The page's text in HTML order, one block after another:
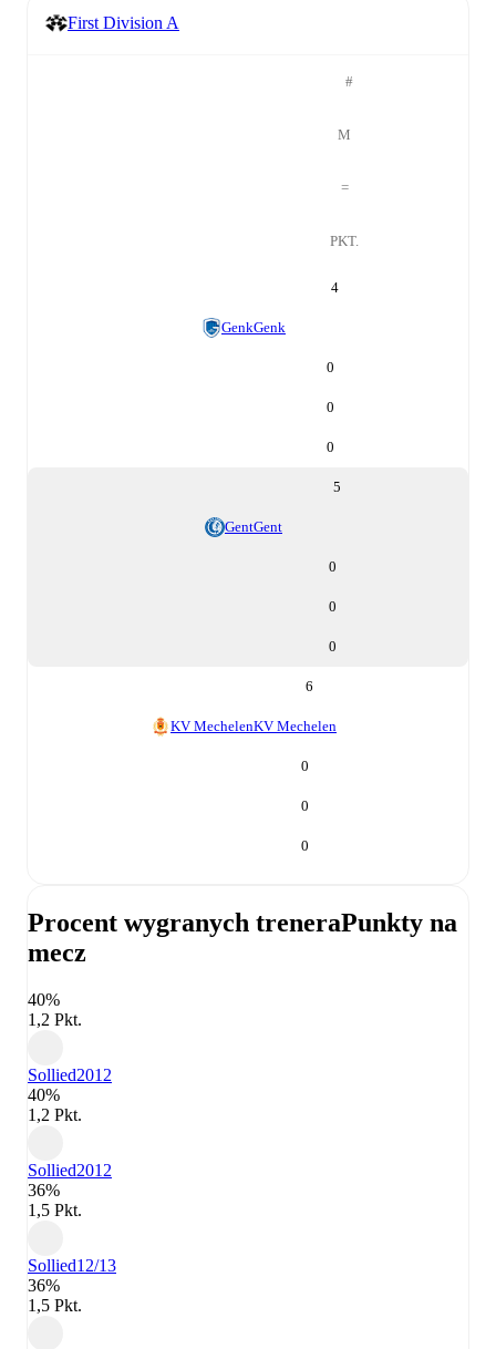
First Division A
#
M
=
PKT.
4
GenkGenk
0
0
0
5
GentGent
0
0
0
6
KV MechelenKV Mechelen
0
0
0
Procent wygranych treneraPunkty na
mecz
40%
1,2 Pkt.
Sollied2012
40%
1,2 Pkt.
Sollied2012
36%
1,5 Pkt.
Sollied12/13
36%
1,5 Pkt.